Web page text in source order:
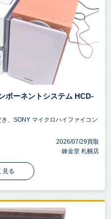
ポーネントシステム HCD-
、SONY マイクロハイファイコン
2026/07/29買取
錬金堂 札幌店
見る